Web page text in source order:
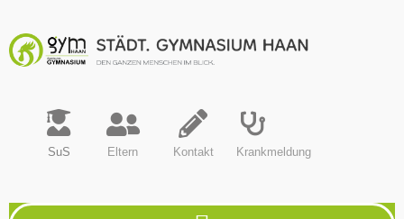
SuS Eltern Kontakt Krankmeldung